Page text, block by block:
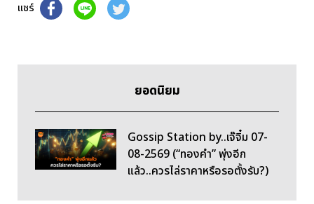
แชร์
ยอดนิยม
Gossip Station by..เจ๊จิ๋ม 07-
08-2569 (“ทองคำ” พุ่งอีก
แล้ว..ควรไล่ราคาหรือรอตั้งรับ?)